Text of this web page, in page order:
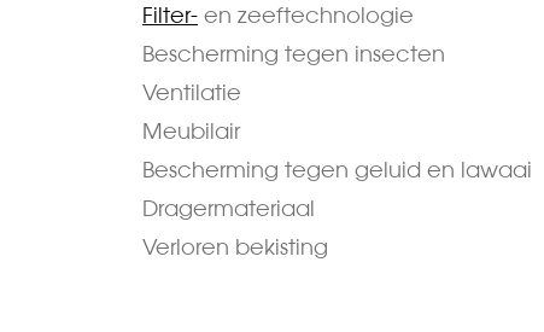
Filter- en zeeftechnologie
Bescherming tegen insecten
Ventilatie
Meubilair
Bescherming tegen geluid en lawaai
Dragermateriaal
Verloren bekisting